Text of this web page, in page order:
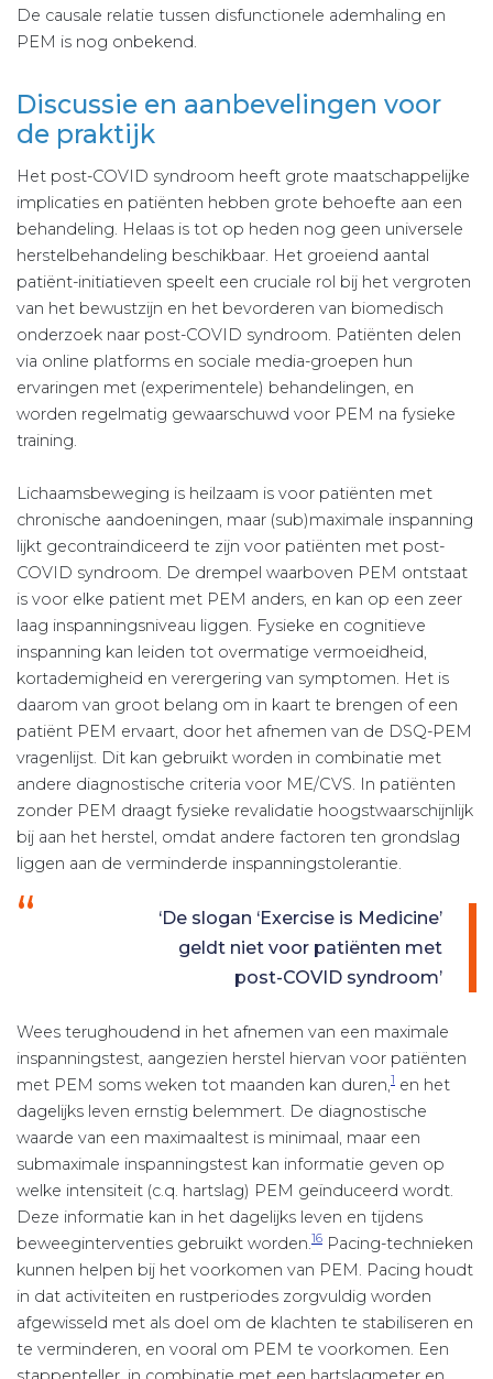
De causale relatie tussen disfunctionele ademhaling en
PEM is nog onbekend.
Discussie en aanbevelingen voor
de praktijk
Het post-COVID syndroom heeft grote maatschappelijke
implicaties en patiënten hebben grote behoefte aan een
behandeling. Helaas is tot op heden nog geen universele
herstelbehandeling beschikbaar. Het groeiend aantal
patiënt-initiatieven speelt een cruciale rol bij het vergroten
van het bewustzijn en het bevorderen van biomedisch
onderzoek naar post-COVID syndroom. Patiënten delen
via online platforms en sociale media-groepen hun
ervaringen met (experimentele) behandelingen, en
worden regelmatig gewaarschuwd voor PEM na fysieke
training.
Lichaamsbeweging is heilzaam is voor patiënten met
chronische aandoeningen, maar (sub)maximale inspanning
lijkt gecontraindiceerd te zijn voor patiënten met post-
COVID syndroom. De drempel waarboven PEM ontstaat
is voor elke patient met PEM anders, en kan op een zeer
laag inspanningsniveau liggen. Fysieke en cognitieve
inspanning kan leiden tot overmatige vermoeidheid,
kortademigheid en verergering van symptomen. Het is
daarom van groot belang om in kaart te brengen of een
patiënt PEM ervaart, door het afnemen van de DSQ-PEM
vragenlijst. Dit kan gebruikt worden in combinatie met
andere diagnostische criteria voor ME/CVS. In patiënten
zonder PEM draagt fysieke revalidatie hoogstwaarschijnlijk
bij aan het herstel, omdat andere factoren ten grondslag
liggen aan de verminderde inspanningstolerantie.
‘De slogan ‘Exercise is Medicine’
geldt niet voor patiënten met
post-COVID syndroom’
Wees terughoudend in het afnemen van een maximale
inspanningstest, aangezien herstel hiervan voor patiënten
met PEM soms weken tot maanden kan duren,1 en het
dagelijks leven ernstig belemmert. De diagnostische
waarde van een maximaaltest is minimaal, maar een
submaximale inspanningstest kan informatie geven op
welke intensiteit (c.q. hartslag) PEM geïnduceerd wordt.
Deze informatie kan in het dagelijks leven en tijdens
beweeginterventies gebruikt worden.16 Pacing-technieken
kunnen helpen bij het voorkomen van PEM. Pacing houdt
in dat activiteiten en rustperiodes zorgvuldig worden
afgewisseld met als doel om de klachten te stabiliseren en
te verminderen, en vooral om PEM te voorkomen. Een